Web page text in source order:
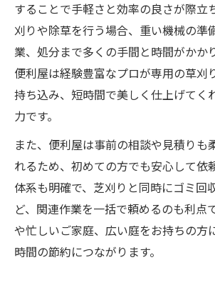
芝刈り後の片付けも便利屋
便利屋の効率的作業で負担
プロの便利屋が叶える美しい庭
便利屋が持つ芝刈りのプロ
便利屋が教える芝の健康管
芝刈りと同時に便利屋で雑
芝刈り依頼なら便利屋で安心快
便利屋への芝刈り依頼の流
便利屋が対応する芝刈りの相
することで手軽さと効率の良さが際立
刈りや除草を行う場合、重い機械の準
業、処分まで多くの手間と時間がかか
便利屋は経験豊富なプロが専用の草刈
持ち込み、短時間で美しく仕上げてく
力です。
また、便利屋は事前の相談や見積りも
れるため、初めての方でも安心して依
体系も明確で、芝刈りと同時にゴミ回
ど、関連作業を一括で頼めるのも利点
や忙しいご家庭、広い庭をお持ちの方
時間の節約につながります。